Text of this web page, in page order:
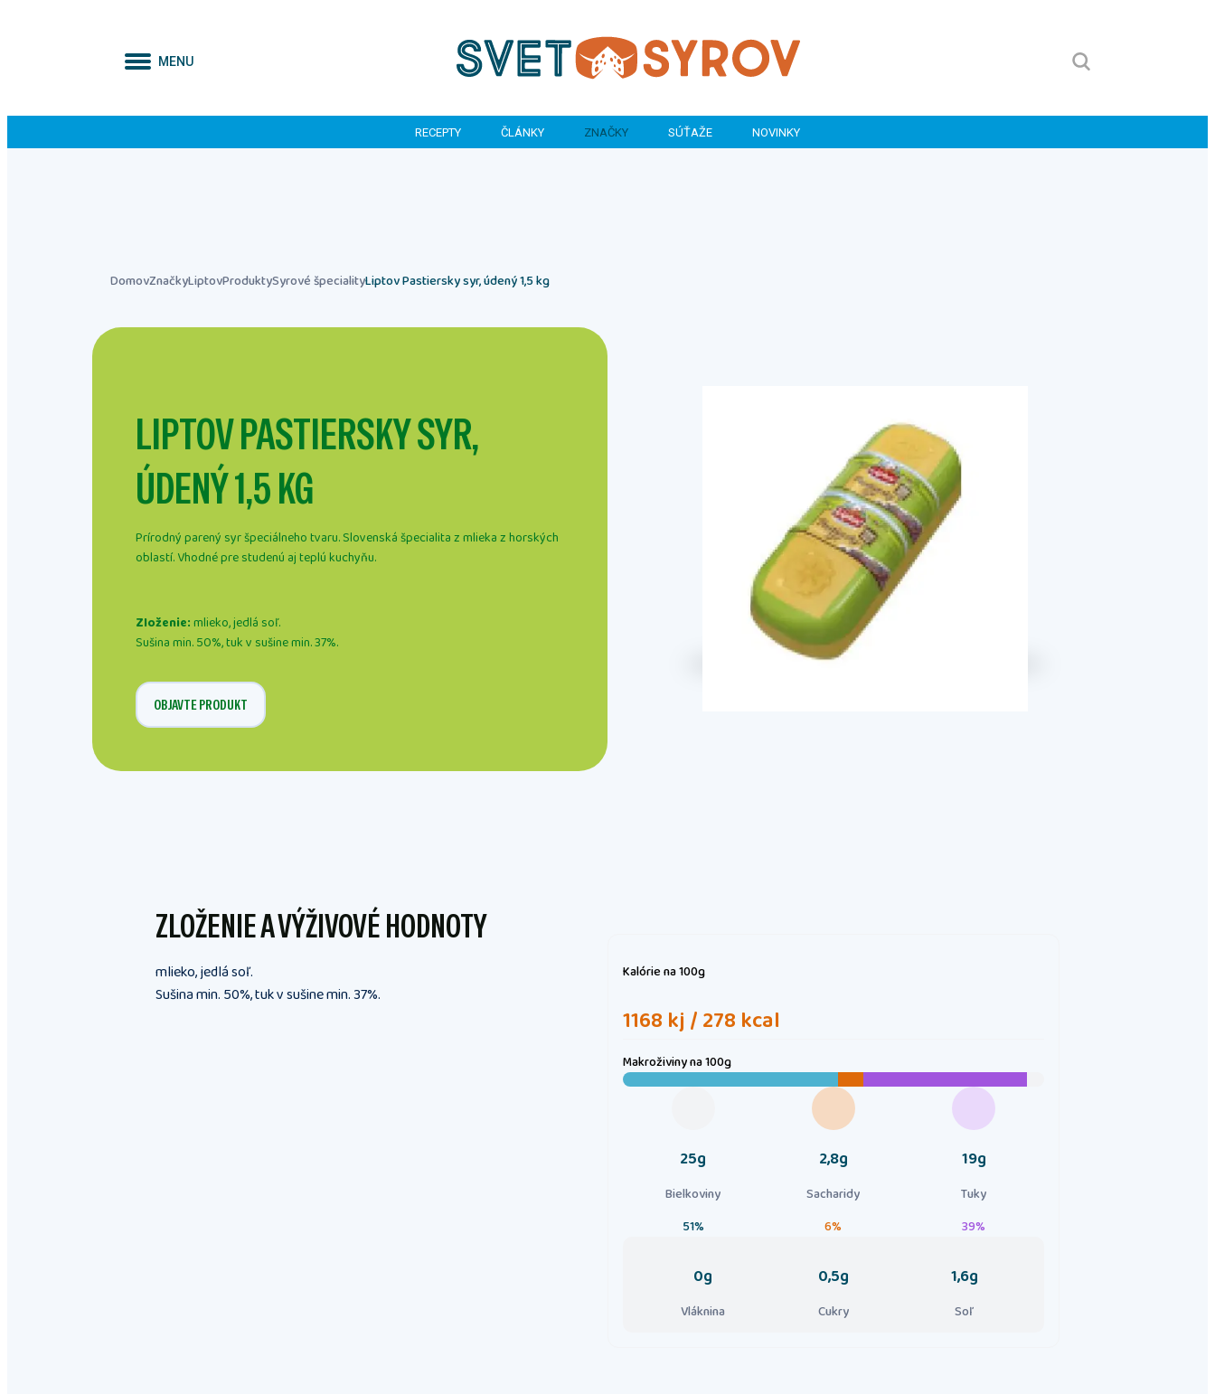
MENU
RECEPTY ČLÁNKY ZNAČKY SÚŤAŽE NOVINKY
DomovZnačkyLiptovProduktySyrové špecialityLiptov Pastiersky syr, údený 1,5 kg
LIPTOV PASTIERSKY SYR,
ÚDENÝ 1,5 KG
Prírodný parený syr špeciálneho tvaru. Slovenská špecialita z mlieka z horských
oblastí. Vhodné pre studenú aj teplú kuchyňu.
Zloženie:mlieko, jedlá soľ.
Sušina min. 50%, tuk v sušine min. 37%.
OBJAVTE PRODUKT
ZLOŽENIE A VÝŽIVOVÉ HODNOTY
mlieko, jedlá soľ.
Sušina min. 50%, tuk v sušine min. 37%.
Kalóriena 100g
1168 kj / 278 kcal
Makroživinyna 100g
25g
Bielkoviny
51%
2,8g
Sacharidy
6%
19g
Tuky
39%
0g
Vláknina
0,5g
Cukry
1,6g
Soľ